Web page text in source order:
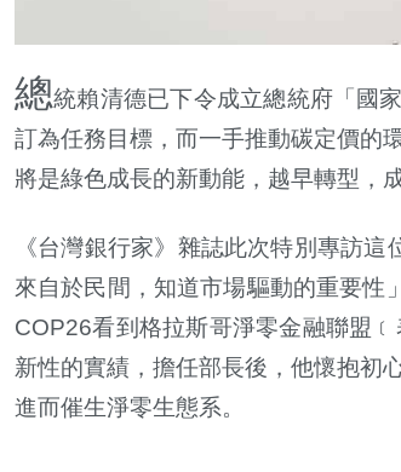
總統賴清德已下令成立總統府「國
訂為任務目標，而一手推動碳定價的
將是綠色成長的新動能，越早轉型，
《台灣銀行家》雜誌此次特別專訪
來自於民間，知道市場驅動的重要性
COP26看到格拉斯哥淨零金融聯盟
新性的實績，擔任部長後，他懷抱初
進而催生淨零生態系。